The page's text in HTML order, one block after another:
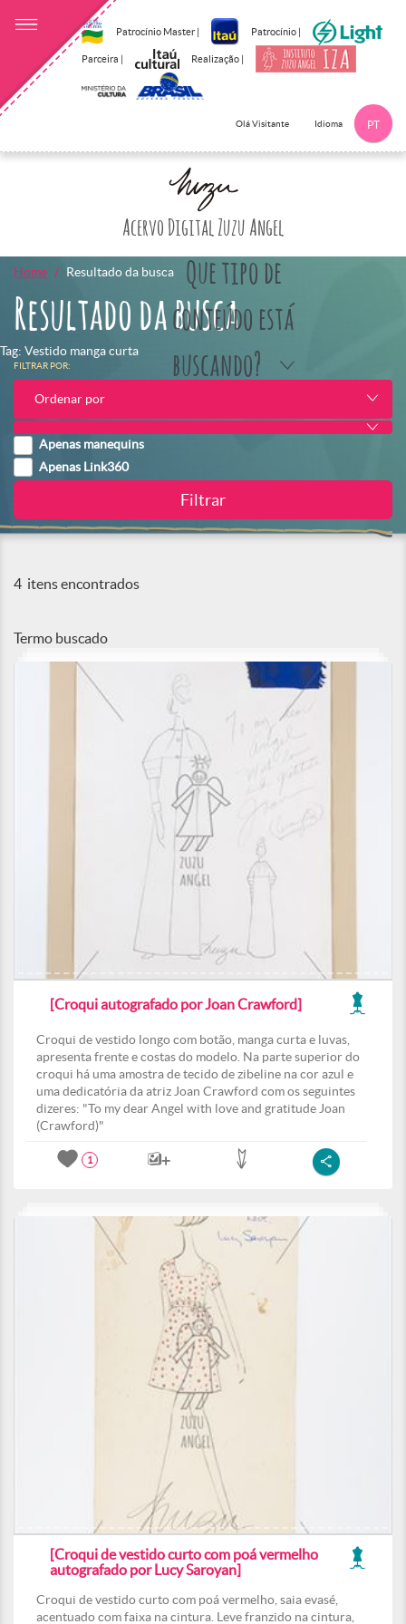
Patrocínio Master | Patrocínio |
Parceira | Realização |
Olá Visitante Idioma PT
Acervo Digital Zuzu Angel
Que tipo de
conteúdo está
buscando?
Home Resultado da busca
Resultado da busca
Tag: Vestido manga curta
FILTRAR POR:
Ordenar por
Apenas manequins
Apenas Link360
4 itens encontrados
Termo buscado
[Croqui autografado por Joan Crawford]
Croqui de vestido longo com botão, manga curta e luvas,
apresenta frente e costas do modelo. Na parte superior do
croqui há uma amostra de tecido de zibeline na cor azul e
uma dedicatória da atriz Joan Crawford com os seguintes
dizeres: "To my dear Angel with love and gratitude Joan
(Crawford)"
1
[Croqui de vestido curto com poá vermelho
autografado por Lucy Saroyan]
Croqui de vestido curto com poá vermelho, saia evasé,
acentuado com faixa na cintura. Leve franzido na cintura,